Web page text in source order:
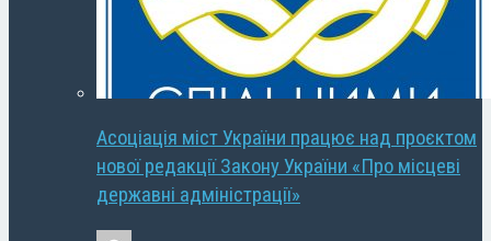
Асоціація міст України працює над проєктом
нової редакції Закону України «Про місцеві
державні адміністрації»